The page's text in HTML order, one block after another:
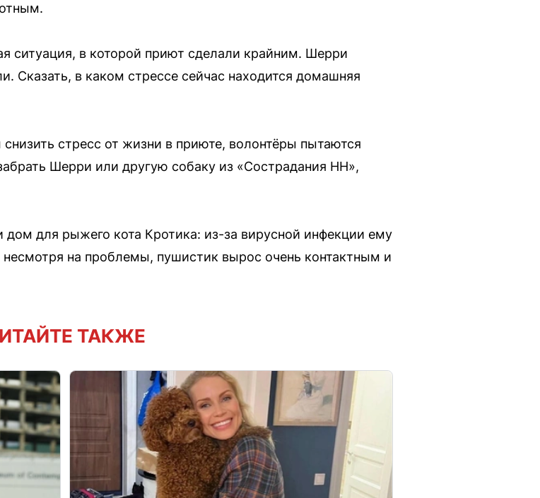
ситуация, в которой приют сделали крайним. Шерри
Сказать, в каком стрессе сейчас находится домашняя
стресс от жизни в приюте, волонтёры пытаются
Шерри или другую собаку из «Сострадания НН»,
для рыжего кота Кротика: из-за вирусной инфекции ему
несмотря на проблемы, пушистик вырос очень контактным и
ТАКЖЕ